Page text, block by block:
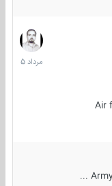
9
مرداد
1405